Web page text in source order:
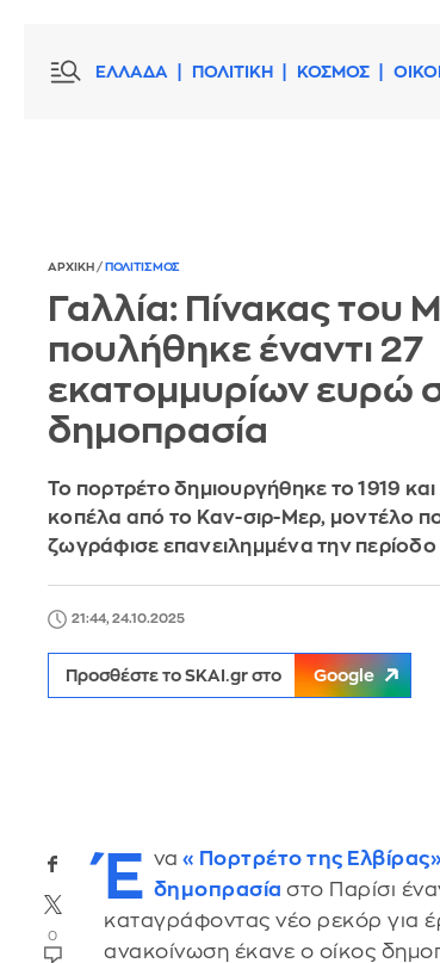
ΕΛΛΑΔΑ ΠΟΛΙΤΙΚΗ ΚΟΣΜΟΣ
ΑΡΧΙΚΗ / ΠΟΛΙΤΙΣΜΟΣ
Γαλλία: Πίνακας του
πουλήθηκε έναντι 27
εκατομμυρίων ευρώ
δημοπρασία
Το πορτρέτο δημιουργήθηκε το 1919 και
κοπέλα από το Καν-σιρ-Μερ, μοντέλο
ζωγράφισε επανειλημμένα την περίοδο
21:44, 24.10.2025
Προσθέστε το SKAI.gr στο Google
0
Έ να «Πορτρέτο της Ελβίρας»
δημοπρασίαστο Παρίσι
καταγράφοντας νέο ρεκόρ για
ανακοίνωση έκανε ο οίκος